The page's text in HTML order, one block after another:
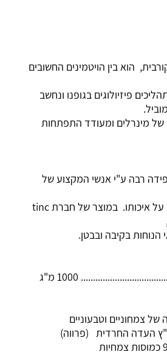
הוא בין הויטמינים החשובים
פיזיולוגים בגופנו ונחשב
של מינרלים ומעודד התפתחות
רבה ע"י אנשי המקצוע של
איכותו. במוצר של חברתtinc
בקיבה ובבטן.
1000 מ"ג
צמחוניים וטבעוניים
העדה החרדית (פרווה)